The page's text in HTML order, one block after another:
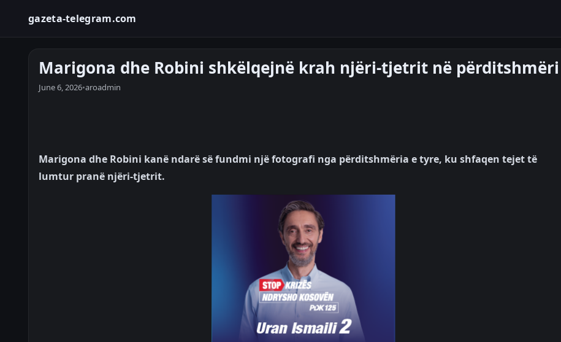
gazeta-telegram.com
Marigona dhe Robini shkëlqejnë krah njëri-tjetrit në përditshmëri
June 6, 2026•aroadmin
Marigona dhe Robini kanë ndarë së fundmi një fotografi nga përditshmëria e tyre, ku shfaqen tejet të
lumtur pranë njëri-tjetrit.